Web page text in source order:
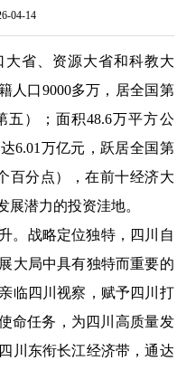
04-14
大省、资源大省和科教大
人口9000多万，居全国第
五）；面积48.6万平方公
6.01万亿元，跃居全国第
百分点），在前十经济大
展潜力的投资洼地。
。战略定位独特，四川自
大局中具有独特而重要的
临四川视察，赋予四川打
命任务，为四川高质量发
川东衔长江经济带，通达